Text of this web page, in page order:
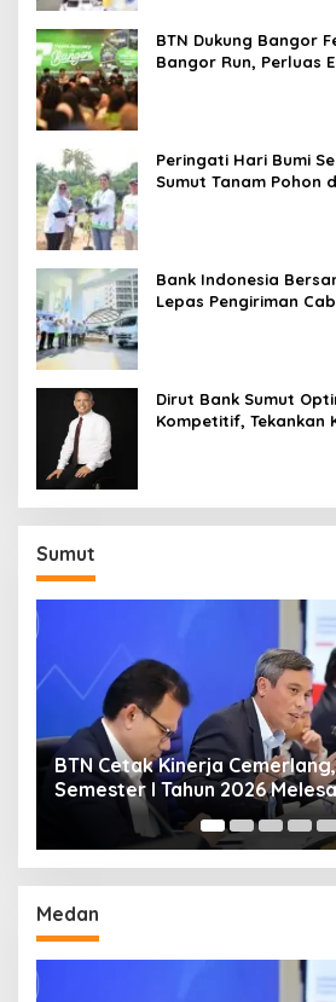
BTN Dukung Bangor
Bangor Run, Perluas
Peringati Hari Bumi
Sumut Tanam Pohon
Bank Indonesia
Lepas Pengiriman
Dirut Bank Sumut
Kompetitif, Tekankan
Sumut
BTN Cetak Kinerja
Semester I Tahun 2026
dan NPL Turun Jadi 2,99
Medan